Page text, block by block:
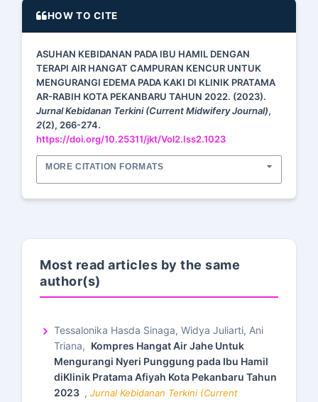
HOW TO CITE
ASUHAN KEBIDANAN PADA IBU HAMIL DENGAN
TERAPI AIR HANGAT CAMPURAN KENCUR UNTUK
MENGURANGI EDEMA PADA KAKI DI KLINIK PRATAMA
AR-RABIH KOTA PEKANBARU TAHUN 2022. (2023).
Jurnal Kebidanan Terkini (Current Midwifery Journal),
2(2), 266-274.
https://doi.org/10.25311/jkt/Vol2.Iss2.1023
MORE CITATION FORMATS
Most read articles by the same
author(s)
Tessalonika Hasda Sinaga, Widya Juliarti, Ani
Triana, Kompres Hangat Air Jahe Untuk
Mengurangi Nyeri Punggung pada Ibu Hamil
diKlinik Pratama Afiyah Kota Pekanbaru Tahun
2023 , Jurnal Kebidanan Terkini (Current